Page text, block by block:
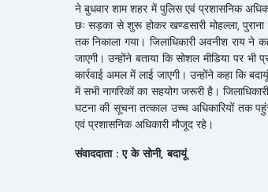
ने बुधवार शाम शहर में पुलिस एवं प्रशासनिक
छः सड़का से शुरू होकर खण्डसारी मोहल्ला,
तक निकाला गया। जिलाधिकारी अवनीश राय ने
जाएगी। उन्होंने बताया कि सोशल मीडिया पर
कार्रवाई अमल में लाई जाएगी। उन्होंने कहा कि
में सभी नागरिकों का सहयोग जरूरी है।
घटना की सूचना तत्काल उच्च अधिकारियों तक
एवं प्रशासनिक अधिकारी मौजूद रहे।
संवाददाता : ए के सोनी, बदायूं